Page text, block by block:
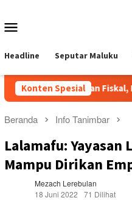
konten
Headline Seputar Maluku
Konten Spesial
Di Tengah Tekanan Fiskal,
Beranda Info Tanimbar
Lalamafu:
Mampu Dirikan
Mezach Lerebulan
18 Juni 2022
71 Dilihat